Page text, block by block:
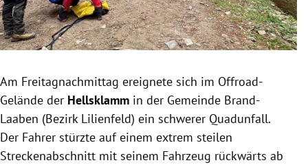
Untermenü
Untermenü
Am Freitagnachmittag ereignete sich im Offroad-
Gelände der Hellsklamm in der Gemeinde Brand-
Laaben (Bezirk Lilienfeld) ein schwerer Quadunfall.
Der Fahrer stürzte auf einem extrem steilen
Streckenabschnitt mit seinem Fahrzeug rückwärts ab